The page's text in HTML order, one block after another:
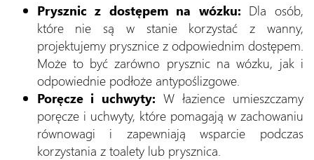
Prysznic z dostępem na wózku: Dla osób,
które nie są w stanie korzystać z wanny,
projektujemy prysznice z odpowiednim dostępem.
Może to być zarówno prysznic na wózku, jak i
odpowiednie podłoże antypoślizgowe.
Poręcze i uchwyty: W łazience umieszczamy
poręcze i uchwyty, które pomagają w zachowaniu
równowagi i zapewniają wsparcie podczas
korzystania z toalety lub prysznica.